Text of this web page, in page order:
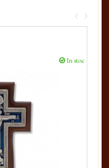
In stoc